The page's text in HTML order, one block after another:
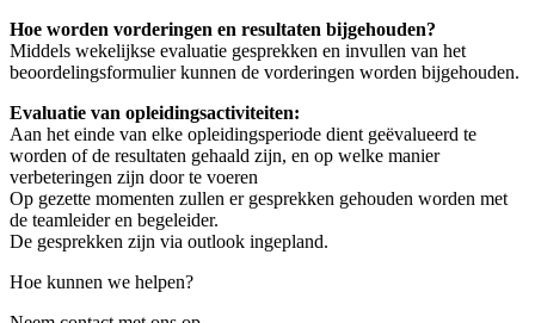
Hoe worden vorderingen en resultaten bijgehouden?
Middels wekelijkse evaluatie gesprekken en invullen van het
beoordelingsformulier kunnen de vorderingen worden bijgehouden.
Evaluatie van opleidingsactiviteiten:
Aan het einde van elke opleidingsperiode dient geëvalueerd te
worden of de resultaten gehaald zijn, en op welke manier
verbeteringen zijn door te voeren
Op gezette momenten zullen er gesprekken gehouden worden met
de teamleider en begeleider.
De gesprekken zijn via outlook ingepland.
Hoe kunnen we helpen?